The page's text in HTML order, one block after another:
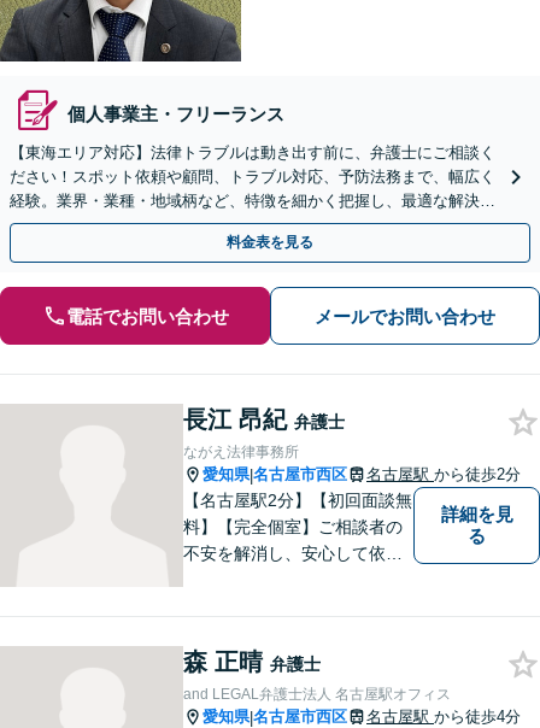
個人事業主・フリーランス
【東海エリア対応】法律トラブルは動き出す前に、弁護士にご相談く
ださい！スポット依頼や顧問、トラブル対応、予防法務まで、幅広く
経験。​​業界・業種・地域柄など、特徴を細かく把握し、最適な解決策
をご提示します
料金表を見る
電話でお問い合わせ メールでお問い合わせ
長江 昂紀 弁護士
ながえ法律事務所
愛知県|名古屋市西区 名古屋駅 から徒歩2分
【名古屋駅2分】【初回面談無
料】【完全個室】ご相談者の
不安を解消し、安心して依頼
依頼者の気持ちに寄り添い、
最適な解決策をご提案するこ
とを大切にしています。
詳細を見
る
森 正晴 弁護士
and LEGAL弁護士法人 名古屋駅オフィス
愛知県|名古屋市西区 名古屋駅 から徒歩4分